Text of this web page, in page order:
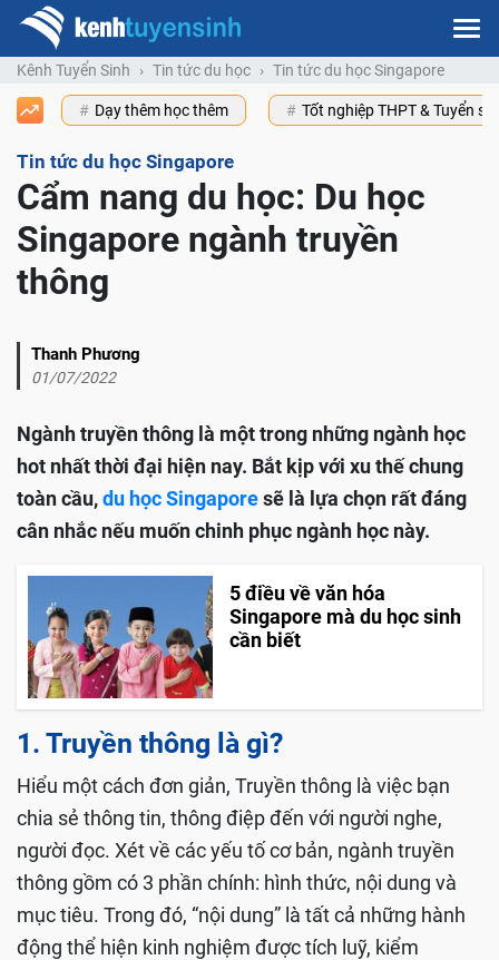
Kênh Tuyển Sinh Tin tức du học Tin tức du học Singapore
Dạy thêm học thêm Tốt nghiệp THPT & Tuyển
Tin tức du học Singapore
Cẩm nang du học: Du học
Singapore ngành truyền
thông
Thanh Phương
01/07/2022
Ngành truyền thông là một trong những ngành học
hot nhất thời đại hiện nay. Bắt kịp với xu thế chung
toàn cầu,du học Singaporesẽ là lựa chọn rất đáng
cân nhắc nếu muốn chinh phục ngành học này.
5 điều về văn hóa
Singapore mà du học sinh
cần biết
1. Truyền thông là gì?
Hiểu một cách đơn giản, Truyền thông là việc bạn
chia sẻ thông tin, thông điệp đến với người nghe,
người đọc. Xét về các yếu tố cơ bản, ngành truyền
thông gồm có 3 phần chính: hình thức, nội dung và
mục tiêu. Trong đó, “nội dung” là tất cả những hành
động thể hiện kinh nghiệm được tích luỹ, kiểm